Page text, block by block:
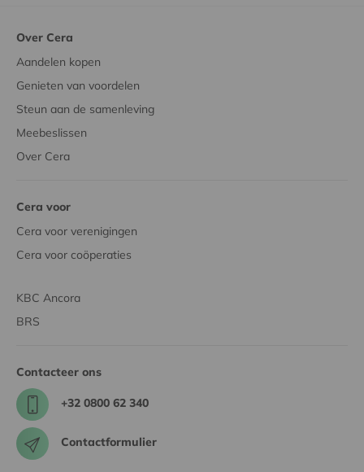
Over Cera
Aandelen kopen
Genieten van voordelen
Steun aan de samenleving
Meebeslissen
Over Cera
Cera voor
Cera voor verenigingen
Cera voor coöperaties
KBC Ancora
BRS
Contacteer ons
+32 0800 62 340
Contactformulier